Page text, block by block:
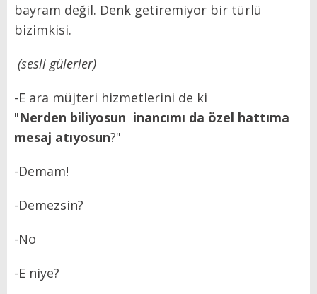
bayram değil. Denk getiremiyor bir türlü
bizimkisi.
(sesli gülerler)
-E ara müjteri hizmetlerini de ki
"Nerden biliyosun inancımı da özel hattıma
mesaj atıyosun?"
-Demam!
-Demezsin?
-No
-E niye?